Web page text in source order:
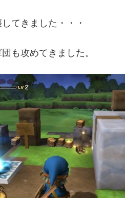
てきました・・・
も攻めてきました。